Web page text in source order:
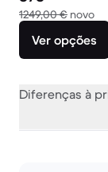
1249,00 € novo
Ver opções
Diferenças à